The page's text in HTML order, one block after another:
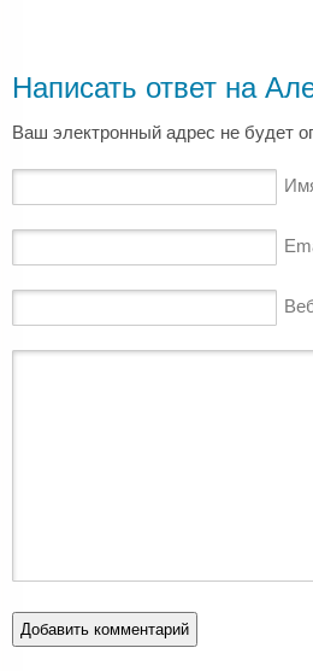
Написать ответ на
Ваш электронный адрес не будет